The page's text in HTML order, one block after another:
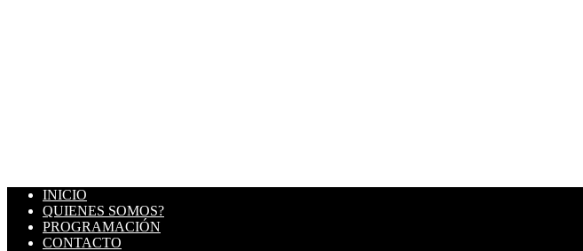
INICIO
QUIENES SOMOS?
PROGRAMACIÓN
CONTACTO